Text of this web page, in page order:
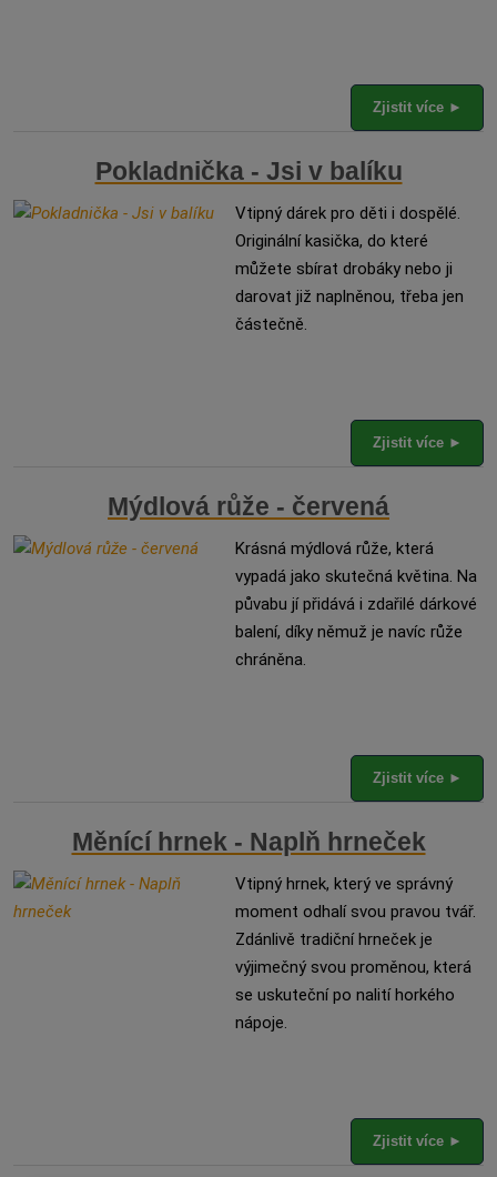
Zjistit více ►
Pokladnička - Jsi v balíku
Vtipný dárek pro děti i dospělé.
Originální kasička, do které
můžete sbírat drobáky nebo ji
darovat již naplněnou, třeba jen
částečně.
Zjistit více ►
Mýdlová růže - červená
Krásná mýdlová růže, která
vypadá jako skutečná květina. Na
půvabu jí přidává i zdařilé dárkové
balení, díky němuž je navíc růže
chráněna.
Zjistit více ►
Měnící hrnek - Naplň hrneček
Vtipný hrnek, který ve správný
moment odhalí svou pravou tvář.
Zdánlivě tradiční hrneček je
výjimečný svou proměnou, která
se uskuteční po nalití horkého
nápoje.
Zjistit více ►